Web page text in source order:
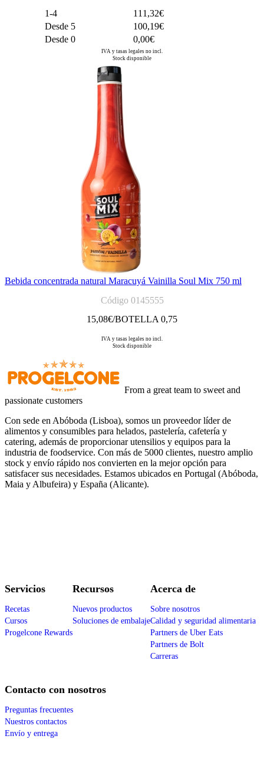
1-4
111,32€
Desde 5
100,19€
Desde 0
0,00€
IVA y tasas legales no incl.
Stock disponible
Bebida concentrada natural Maracuyá Vainilla Soul Mix 750 ml
Código 0145555
15,08€/BOTELLA 0,75
IVA y tasas legales no incl.
Stock disponible
From a great team to sweet and
passionate customers
Con sede en Abóboda (Lisboa), somos un proveedor líder de
alimentos y consumibles para helados, pastelería, cafetería y
catering, además de proporcionar utensilios y equipos para la
industria de foodservice. Con más de 5000 clientes, nuestro amplio
stock y envío rápido nos convierten en la mejor opción para
satisfacer sus necesidades. Estamos ubicados en Portugal (Abóboda,
Maia y Albufeira) y España (Alicante).
Servicios
Recetas
Cursos
Progelcone Rewards
Recursos
Nuevos productos
Soluciones de embalaje
Acerca de
Sobre nosotros
Calidad y seguridad alimentaria
Partners de Uber Eats
Partners de Bolt
Carreras
Contacto con nosotros
Preguntas frecuentes
Nuestros contactos
Envío y entrega